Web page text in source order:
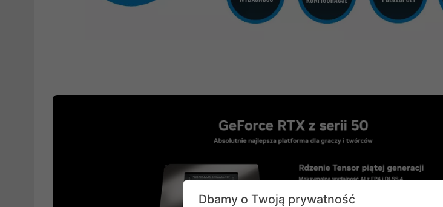
Dbamy o Twoją prywatność